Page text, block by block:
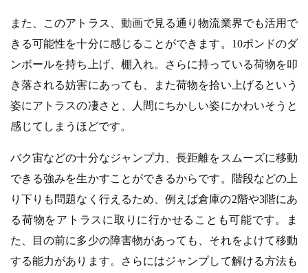
また、このアトラス、動画で見る通り物流業界でも活用で
きる可能性を十分に感じることができます。10ポンドのダ
ンボールを持ち上げ、棚入れ。さらに持っている荷物を叩
き落される妨害にあっても、また荷物を拾い上げるという
姿にアトラスの凄さと、人間にちかしい姿にかわいそうと
感じてしまうほどです。
バク宙などの十分なジャンプ力、長距離をスムーズに移動
できる強みを生かすことができるからです。階段などの上
り下りも問題なく行えるため、例えば倉庫の2階や3階にあ
る荷物をアトラスに取りに行かせることも可能です。ま
た、目の前に多少の障害物があっても、それをよけて移動
する能力があります。さらにはジャンプして解ける方法も